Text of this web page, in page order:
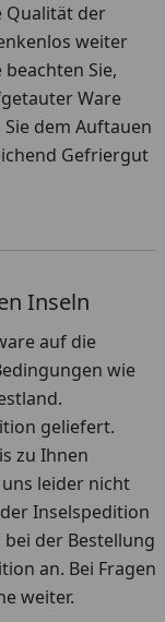
Qualität der
weiter
Sie,
Ware
dem Auftauen
Gefriergut
Inseln
auf die
wie
geliefert.
zu Ihnen
leider nicht
Inselspedition
der Bestellung
an. Bei Fragen
weiter.